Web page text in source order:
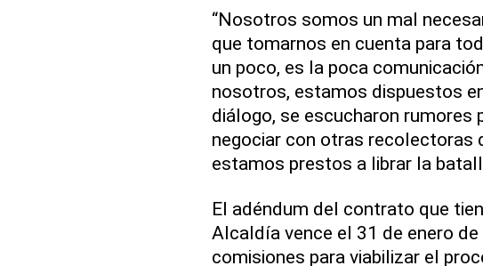
“Nosotros somos un mal
que tomarnos en cuenta para
un poco, es la poca
nosotros, estamos dispuestos
diálogo, se escucharon rumores
negociar con otras recolectoras
estamos prestos a librar la
El adéndum del contrato que
Alcaldía vence el 31 de enero
comisiones para viabilizar el